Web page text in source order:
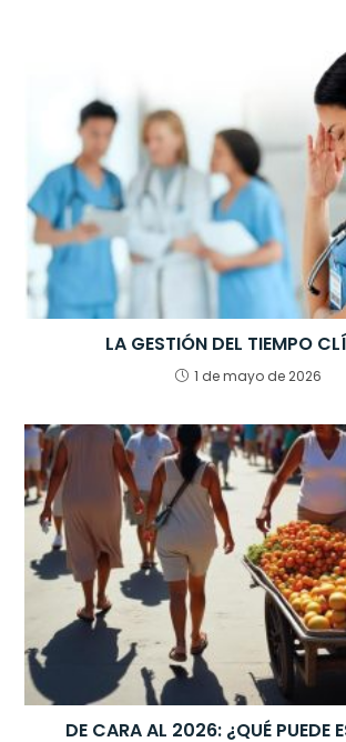
LA GESTIÓN DEL TIEMPO
1 de mayo de 2026
DE CARA AL 2026: ¿QUÉ PUEDE